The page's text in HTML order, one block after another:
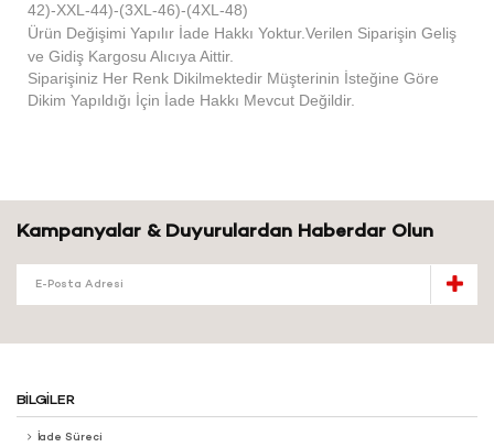
42)-XXL-44)-(3XL-46)-(4XL-48)
Ürün Değişimi Yapılır İade Hakkı Yoktur.Verilen Siparişin Geliş
ve Gidiş Kargosu Alıcıya Aittir.
Siparişiniz Her Renk Dikilmektedir Müşterinin İsteğine Göre
Dikim Yapıldığı İçin İade Hakkı Mevcut Değildir.
Kampanyalar & Duyurulardan Haberdar Olun
BILGILER
İade Süreci